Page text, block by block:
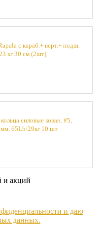
c караб.+ верт.+ подш.
кг 30 см (2шт)
силовые кован. #5,
65Lb/29кг 10 шт
и акций
и даю
данных.